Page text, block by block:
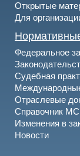
Открытые
Для
Федеральное
Судебная
Отраслевые
Справочник
Изменения в
Новости